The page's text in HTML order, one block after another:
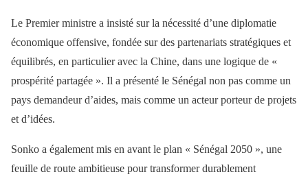
Le Premier ministre a insisté sur la nécessité d’une diplomatie
économique offensive, fondée sur des partenariats stratégiques et
équilibrés, en particulier avec la Chine, dans une logique de «
prospérité partagée ». Il a présenté le Sénégal non pas comme un
pays demandeur d’aides, mais comme un acteur porteur de projets
et d’idées.
Sonko a également mis en avant le plan « Sénégal 2050 », une
feuille de route ambitieuse pour transformer durablement